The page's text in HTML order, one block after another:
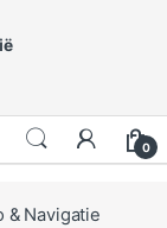
0
& Navigatie